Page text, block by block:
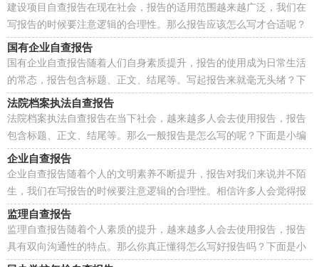
建设项目自查报告在现在社会，报告的适用范围越来越广泛，我们在
写报告的时候要注意逻辑的合理性。那么报告应该怎么写才合适呢？
下面是小编收集整理的建设项目自查报告，欢迎阅读与...
国有企业自查报告
国有企业自查报告随着人们自身素质提升，报告的使用成为日常生活
的常态，报告包含标题、正文、结尾等。写起报告来就毫无头绪？下
面是小编为大家整理的国有企业自查报告，欢迎大家分...
法院档案执法自查报告
法院档案执法自查报告在当下社会，越来越多人会去使用报告，报告
包含标题、正文、结尾等。那么一般报告是怎么写的呢？下面是小编
为大家整理的法院档案执法自查报告，欢迎阅读与收藏...
企业自查报告
企业自查报告随着个人的文明素养不断提升，报告对我们来说并不陌
生，我们在写报告的时候要注意逻辑的合理性。相信许多人会觉得报
告很难写吧，以下是小编精心整理的企业自查报告，欢...
监理自查报告
监理自查报告随着个人素质的提升，越来越多人会去使用报告，报告
具有双向沟通性的特点。那么你真正懂得怎么写好报告吗？下面是小
编精心整理的监理自查报告，欢迎阅读与收藏。监理自...